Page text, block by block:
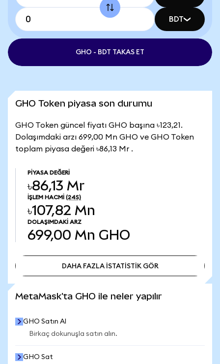
BDT
GHO - BDT TAKAS ET
GHO Token piyasa son durumu
GHO Token güncel fiyatı GHO başına ৳123,21.
Dolaşımdaki arzı 699,00 Mn GHO ve GHO Token
toplam piyasa değeri ৳86,13 Mr .
PIYASA DEĞERI
৳86,13 Mr
İŞLEM HACMI (24S)
৳107,82 Mn
DOLAŞIMDAKI ARZ
699,00 Mn GHO
DAHA FAZLA İSTATİSTİK GÖR
MetaMask'ta GHO ile neler yapılır
GHO Satın Al
Birkaç dokunuşla satın alın.
GHO Sat